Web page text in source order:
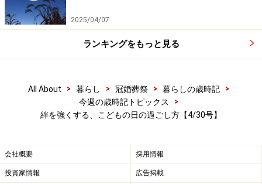
てはいかがでしょう。お手製カード、ＣＤ、名刺などパ
パと一緒だからこそできることがたくさんあります。作
る過程が面白いから、パパはかなり役得です！
パパと一緒に！ 母の日の手作りプレゼント
パパ＆キッズのお手製カードをママにプレゼント
母の日にパパと作ろう折り紙カーネーション
■【かんたん！ 手軽！】 10分勝負！母の日プレゼン
ト作戦
2025/04/07
ランキングをもっと見る
All About > 暮らし > 冠婚葬祭 > 暮らしの歳時記
>
今週の歳時記トピックス
>
絆を強くする、こどもの日の過ごし方【4/30号】
会社概要 採用情報
投資家情報 広告掲載